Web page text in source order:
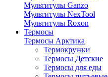
Мультитулы Ganzo
Мультитулы NexTool
Мультитулы Roxon
Термосы
Термосы Арктика
Термокружки
Термосы Детские
Термосы для еды